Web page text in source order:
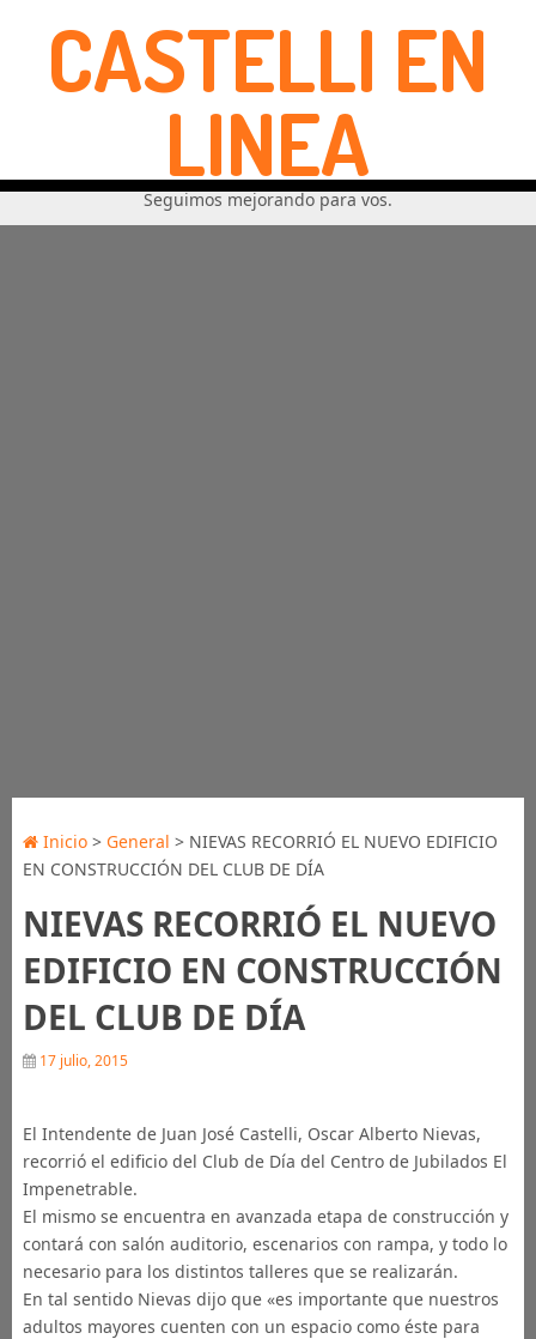
CASTELLI EN
LINEA
Seguimos mejorando para vos.
Inicio> General > NIEVAS RECORRIÓ EL NUEVO EDIFICIO
EN CONSTRUCCIÓN DEL CLUB DE DÍA
NIEVAS RECORRIÓ EL NUEVO
EDIFICIO EN CONSTRUCCIÓN
DEL CLUB DE DÍA
17 julio, 2015
El Intendente de Juan José Castelli, Oscar Alberto Nievas,
recorrió el edificio del Club de Día del Centro de Jubilados El
Impenetrable.
El mismo se encuentra en avanzada etapa de construcción y
contará con salón auditorio, escenarios con rampa, y todo lo
necesario para los distintos talleres que se realizarán.
En tal sentido Nievas dijo que «es importante que nuestros
adultos mayores cuenten con un espacio como éste para